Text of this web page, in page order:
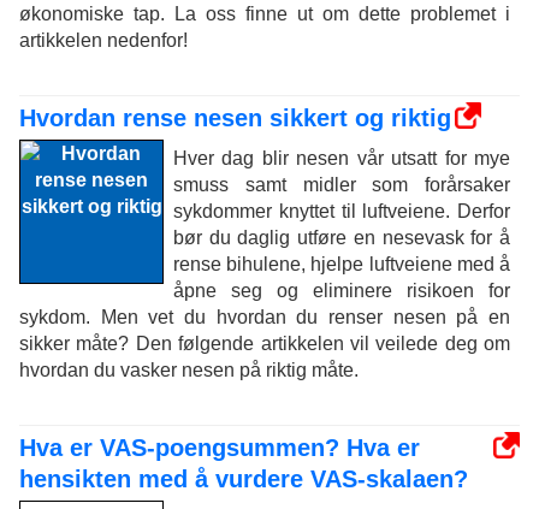
økonomiske tap. La oss finne ut om dette problemet i
artikkelen nedenfor!
Hvordan rense nesen sikkert og riktig
Hver dag blir nesen vår utsatt for mye
smuss samt midler som forårsaker
sykdommer knyttet til luftveiene. Derfor
bør du daglig utføre en nesevask for å
rense bihulene, hjelpe luftveiene med å
åpne seg og eliminere risikoen for
sykdom. Men vet du hvordan du renser nesen på en
sikker måte? Den følgende artikkelen vil veilede deg om
hvordan du vasker nesen på riktig måte.
Hva er VAS-poengsummen? Hva er
hensikten med å vurdere VAS-skalaen?